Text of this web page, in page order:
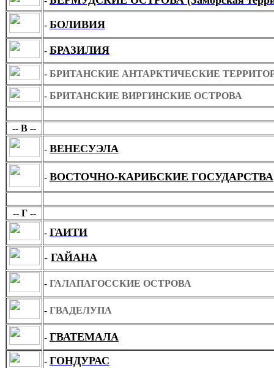
- БОЛИВИЯ
- БРАЗИЛИЯ
- БРИТАНСКИЕ АНТАРКТИЧЕСКИЕ
- БРИТАНСКИЕ ВИРГИНСКИЕ ОСТРОВА
-- В --
- ВЕНЕСУЭЛА
- ВОСТОЧНО-КАРИБСКИЕ ГОСУДАРСТВА
-- Г --
- ГАИТИ
- ГАЙАНА
- ГАЛАПАГОССКИЕ ОСТРОВА
- ГВАДЕЛУПА
- ГВАТЕМАЛА
- ГОНДУРАС